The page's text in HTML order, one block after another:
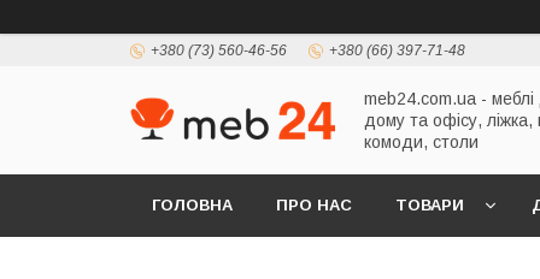
+380 (73) 560-46-56 +380 (66) 397-71-48
meb24.com.ua -
дому та офісу,
комоди, столи
ГОЛОВНА ПРО НАС ТОВАРИ